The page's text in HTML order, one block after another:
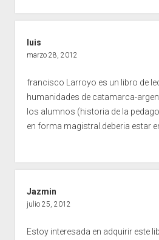
luis
marzo 28, 2012
francisco Larroyo es un libro de
humanidades de catamarca-
los alumnos (historia de la
en forma magistral.deberia estar
Jazmin
julio 25, 2012
Estoy interesada en adquirir este